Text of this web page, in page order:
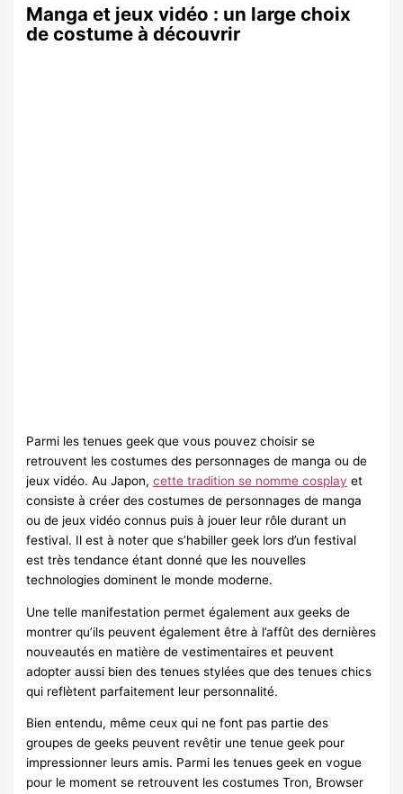
Manga et jeux vidéo : un large choix
de costume à découvrir
Parmi les tenues geek que vous pouvez choisir se
retrouvent les costumes des personnages de manga ou de
jeux vidéo. Au Japon,cette tradition se nomme cosplay et
consiste à créer des costumes de personnages de manga
ou de jeux vidéo connus puis à jouer leur rôle durant un
festival. Il est à noter que s’habiller geek lors d’un festival
est très tendance étant donné que les nouvelles
technologies dominent le monde moderne.
Une telle manifestation permet également aux geeks de
montrer qu’ils peuvent également être à l’affût des dernières
nouveautés en matière de vestimentaires et peuvent
adopter aussi bien des tenues stylées que des tenues chics
qui reflètent parfaitement leur personnalité.
Bien entendu, même ceux qui ne font pas partie des
groupes de geeks peuvent revêtir une tenue geek pour
impressionner leurs amis. Parmi les tenues geek en vogue
pour le moment se retrouvent les costumes Tron, Browser